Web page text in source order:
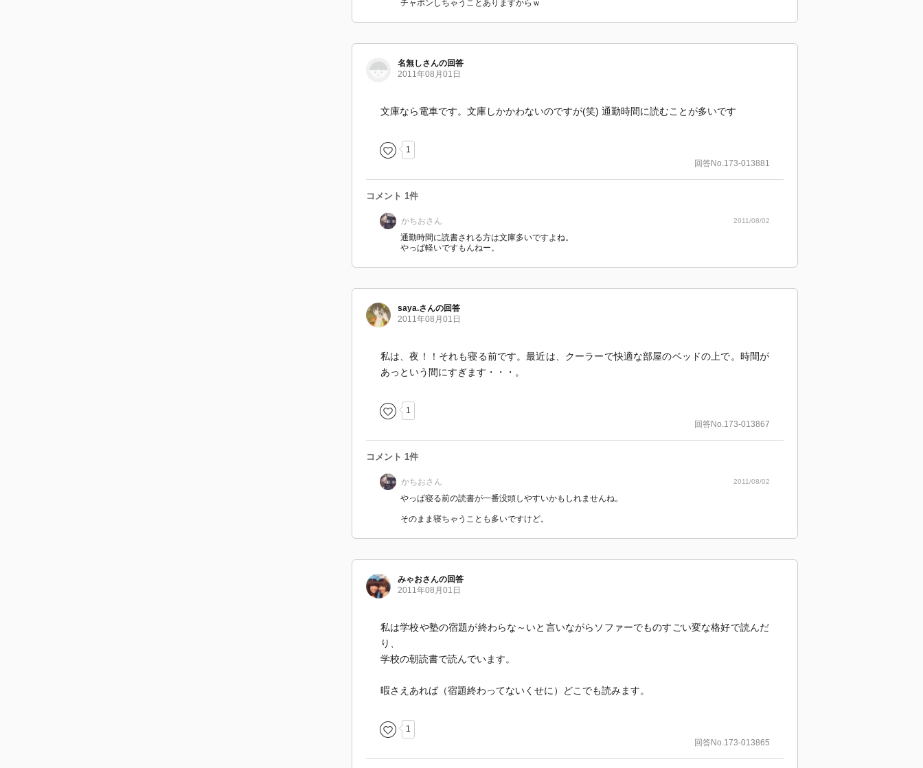
チャポンしちゃうことありますからｗ
名無しさんの回答
2011年08月01日
文庫なら電車です。文庫しかかわないのですが(笑) 通勤時間に読むことが多いです
1
回答No.173-013881
コメント 1件
かちおさん 2011/08/02
通勤時間に読書される方は文庫多いですよね。
やっぱ軽いですもんねー。
saya.さんの回答
2011年08月01日
私は、夜！！それも寝る前です。最近は、クーラーで快適な部屋のベッドの上で。時間が
あっという間にすぎます・・・。
1
回答No.173-013867
コメント 1件
かちおさん 2011/08/02
やっぱ寝る前の読書が一番没頭しやすいかもしれませんね。
そのまま寝ちゃうことも多いですけど。
みゃおさんの回答
2011年08月01日
私は学校や塾の宿題が終わらな～いと言いながらソファーでものすごい変な格好で読んだ
り、
学校の朝読書で読んでいます。
暇さえあれば（宿題終わってないくせに）どこでも読みます。
1
回答No.173-013865